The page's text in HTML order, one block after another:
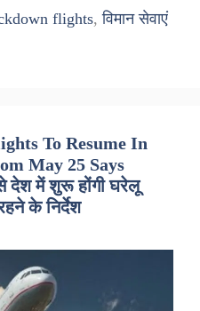
flights,विमान सेवाएं
To Resume In
May 25 Says
देश में शुरू होंगी घरेलू
के निर्देश